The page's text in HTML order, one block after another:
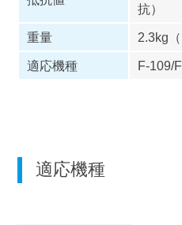
抗）
重量
2.3kg（
適応機種
F-109/
適応機種